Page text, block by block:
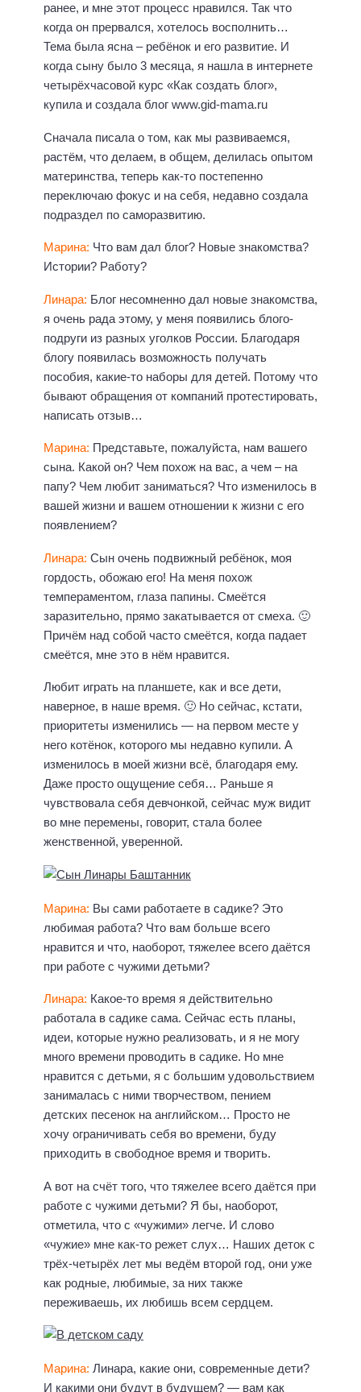
ранее, и мне этот процесс нравился. Так что
когда он прервался, хотелось восполнить…
Тема была ясна – ребёнок и его развитие. И
когда сыну было 3 месяца, я нашла в интернете
четырёхчасовой курс «Как создать блог»,
купила и создала блог www.gid-mama.ru
Сначала писала о том, как мы развиваемся,
растём, что делаем, в общем, делилась опытом
материнства, теперь как-то постепенно
переключаю фокус и на себя, недавно создала
подраздел по саморазвитию.
Марина: Что вам дал блог? Новые знакомства?
Истории? Работу?
Линара: Блог несомненно дал новые знакомства,
я очень рада этому, у меня появились блого-
подруги из разных уголков России. Благодаря
блогу появилась возможность получать
пособия, какие-то наборы для детей. Потому что
бывают обращения от компаний протестировать,
написать отзыв…
Марина: Представьте, пожалуйста, нам вашего
сына. Какой он? Чем похож на вас, а чем – на
папу? Чем любит заниматься? Что изменилось в
вашей жизни и вашем отношении к жизни с его
появлением?
Линара: Сын очень подвижный ребёнок, моя
гордость, обожаю его! На меня похож
темпераментом, глаза папины. Смеётся
заразительно, прямо закатывается от смеха. 🙂
Причём над собой часто смеётся, когда падает
смеётся, мне это в нём нравится.
Любит играть на планшете, как и все дети,
наверное, в наше время. 🙂 Но сейчас, кстати,
приоритеты изменились — на первом месте у
него котёнок, которого мы недавно купили. А
изменилось в моей жизни всё, благодаря ему.
Даже просто ощущение себя… Раньше я
чувствовала себя девчонкой, сейчас муж видит
во мне перемены, говорит, стала более
женственной, уверенной.
Марина: Вы сами работаете в садике? Это
любимая работа? Что вам больше всего
нравится и что, наоборот, тяжелее всего даётся
при работе с чужими детьми?
Линара: Какое-то время я действительно
работала в садике сама. Сейчас есть планы,
идеи, которые нужно реализовать, и я не могу
много времени проводить в садике. Но мне
нравится с детьми, я с большим удовольствием
занималась с ними творчеством, пением
детских песенок на английском… Просто не
хочу ограничивать себя во времени, буду
приходить в свободное время и творить.
А вот на счёт того, что тяжелее всего даётся при
работе с чужими детьми? Я бы, наоборот,
отметила, что с «чужими» легче. И слово
«чужие» мне как-то режет слух… Наших деток с
трёх-четырёх лет мы ведём второй год, они уже
как родные, любимые, за них также
переживаешь, их любишь всем сердцем.
Марина: Линара, какие они, современные дети?
И какими они будут в будущем? — вам как